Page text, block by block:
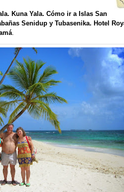
Kuna Yala. Cómo ir a Islas San
Senidup y Tubasenika. Hotel
.